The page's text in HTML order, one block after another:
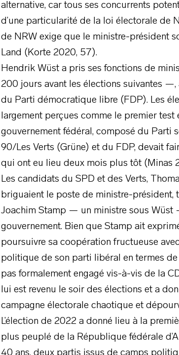
alternative, car tous ses concurrents
d’une particularité de la loi électorale de
de NRW exige que le ministre-président
Land (Korte 2020, 57).
Hendrik Wüst a pris ses fonctions de
200 jours avant les élections suivantes —,
du Parti démocratique libre (FDP). Les
largement perçues comme le premier
gouvernement fédéral, composé du Parti
90/Les Verts (Grüne) et du FDP, devait
qui ont eu lieu deux mois plus tôt (Minas
Les candidats du SPD et des Verts,
briguaient le poste de ministre-président,
Joachim Stamp — un ministre sous
gouvernement. Bien que Stamp ait
poursuivre sa coopération fructueuse
politique de son parti libéral en termes de
pas formalement engagé vis-à-vis de la
lui est revenu le soir des élections et a
campagne électorale chaotique et
L’élection de 2022 a donné lieu à la
plus peuplé de la République fédérale
40 ans, deux partis issus de camps